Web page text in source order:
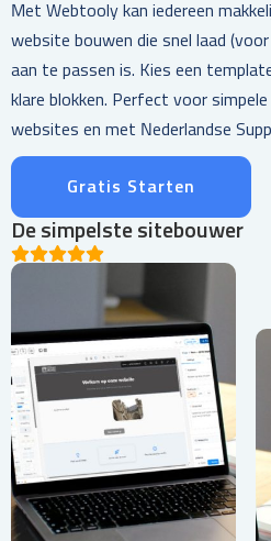
Met Webtooly kan iedereen
website bouwen die snel laad
aan te passen is. Kies een
klare blokken. Perfect voor
websites en met Nederlandse
Gratis Starten
De simpelste sitebouwer